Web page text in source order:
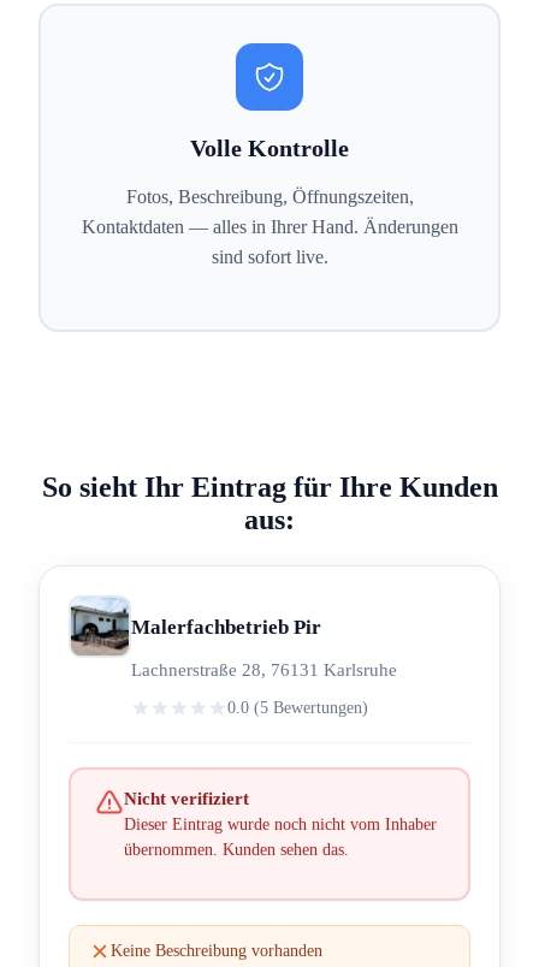
Volle Kontrolle
Fotos, Beschreibung, Öffnungszeiten,
Kontaktdaten — alles in Ihrer Hand. Änderungen
sind sofort live.
So sieht Ihr Eintrag für Ihre Kunden
aus:
Malerfachbetrieb Pir
Lachnerstraße 28, 76131 Karlsruhe
0.0 (5 Bewertungen)
Nicht verifiziert
Dieser Eintrag wurde noch nicht vom Inhaber
übernommen. Kunden sehen das.
Keine Beschreibung vorhanden